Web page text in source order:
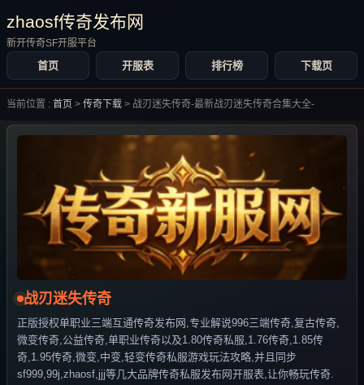
zhaosf传奇发布网
新开传奇SF开服平台
首页 开服表 排行榜 下载页
当前位置 : 首页 > 传奇下载 > 战刃迷失传奇-最新战刃迷失传奇合集大全-
战刃迷失传奇
正版授权单职业三端互通传奇发布网,专业解说996三端传奇,复古传奇,
微变传奇,公益传奇,单职业传奇以及1.80传奇私服,1.76传奇,1.85传
奇,1.95传奇,微变,中变,轻变传奇私服游戏玩法攻略,并且同步
sf999,99j,zhaosf,jjj等几大品牌传奇私服发布网开服表,让你畅玩传奇.